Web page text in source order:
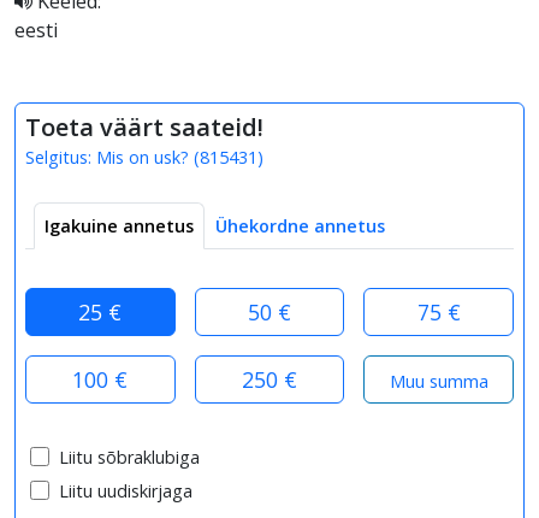
eesti
Toeta väärt saateid!
Selgitus: Mis on usk? (815431 )
Igakuine annetus Ühekordne annetus
25 € 50 € 75 €
100 € 250 €
Liitu sõbraklubiga
Liitu uudiskirjaga